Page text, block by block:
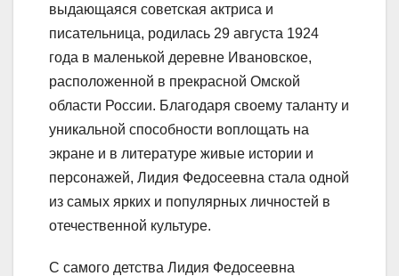
выдающаяся советская актриса и
писательница, родилась 29 августа 1924
года в маленькой деревне Ивановское,
расположенной в прекрасной Омской
области России. Благодаря своему таланту и
уникальной способности воплощать на
экране и в литературе живые истории и
персонажей, Лидия Федосеевна стала одной
из самых ярких и популярных личностей в
отечественной культуре.
С самого детства Лидия Федосеевна